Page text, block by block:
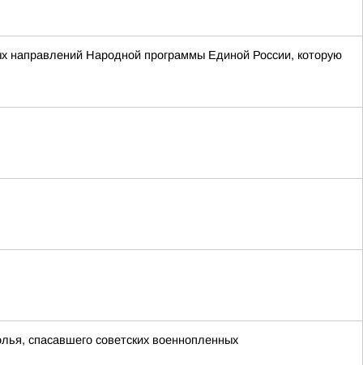
направлений Народной программы Единой России, которую
спасавшего советских военнопленных